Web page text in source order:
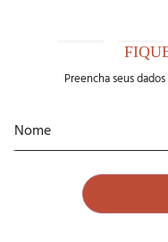
Preencha seus